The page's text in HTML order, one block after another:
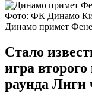
Фото: ФК Динамо
Динамо примет
Стало
игра
раунда Лиги